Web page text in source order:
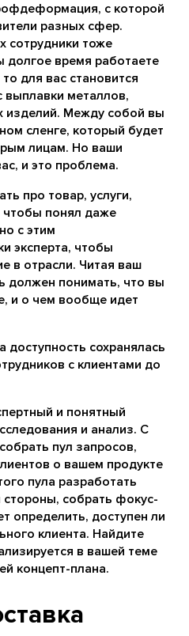
с которой
разных сфер.
сотрудники тоже
долгое время работаете
для вас становится
выплавки металлов,
изделий. Между собой вы
сленге, который будет
лицам. Но ваши
и это проблема.
про товар, услуги,
чтобы понял даже
с этим
эксперта, чтобы
в отрасли. Читая ваш
должен понимать, что вы
и о чем вообще идет
сохранялась
с клиентами до
и понятный
и анализ. С
пул запросов,
о вашем продукте
пула разработать
стороны, собрать фокус-
определить, доступен ли
клиента. Найдите
в вашей теме
концепт-плана.